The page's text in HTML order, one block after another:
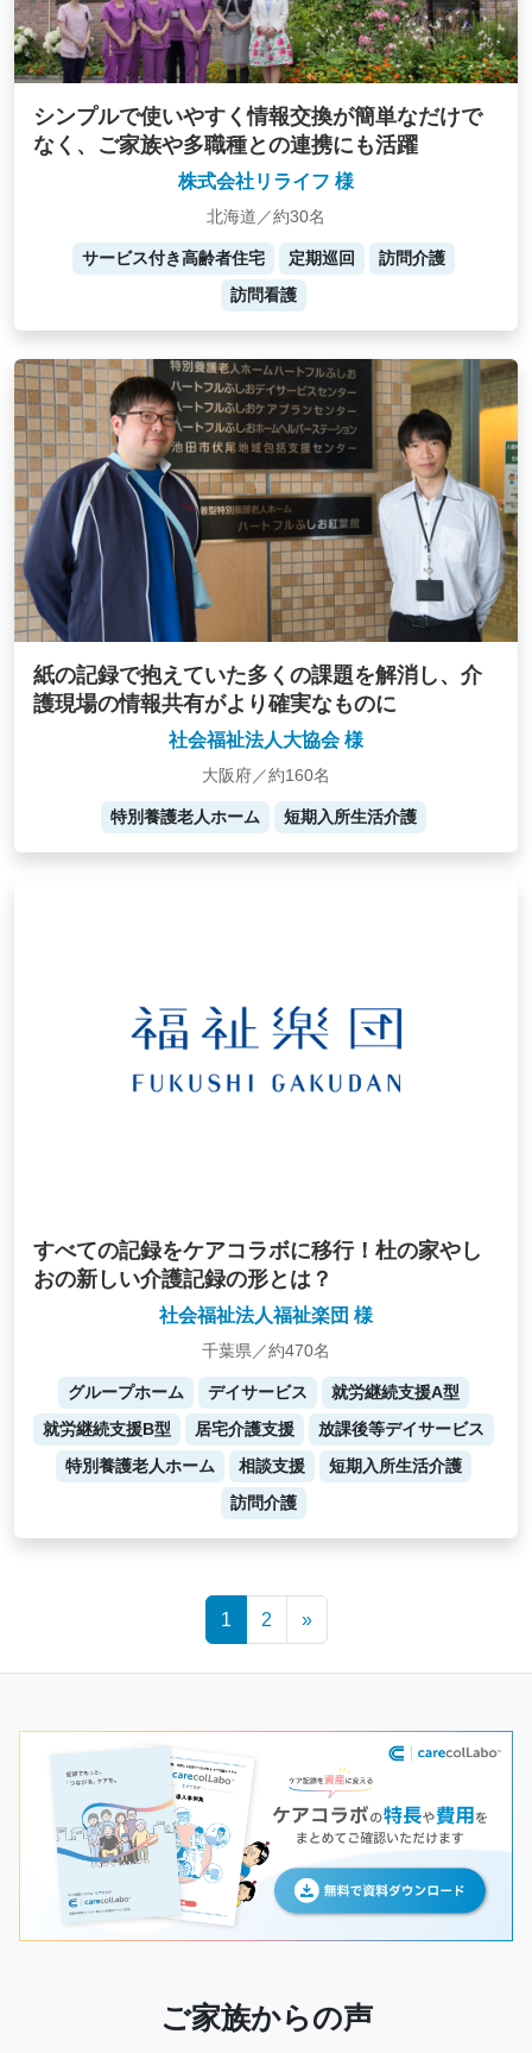
シンプルで使いやすく情報交換が簡単なだけで
なく、ご家族や多職種との連携にも活躍
株式会社リライフ 様
北海道／約30名
サービス付き高齢者住宅 定期巡回
訪問介護
訪問看護
紙の記録で抱えていた多くの課題を解消し、介
護現場の情報共有がより確実なものに
社会福祉法人大協会 様
大阪府／約160名
特別養護老人ホーム 短期入所生活介護
すべての記録をケアコラボに移行！杜の家やし
おの新しい介護記録の形とは？
社会福祉法人福祉楽団 様
千葉県／約470名
グループホーム デイサービス
就労継続支援A型
就労継続支援B型
居宅介護支援
放課後等デイサービス
特別養護老人ホーム
相談支援
短期入所生活介護
訪問介護
1 2 »
ご家族からの声